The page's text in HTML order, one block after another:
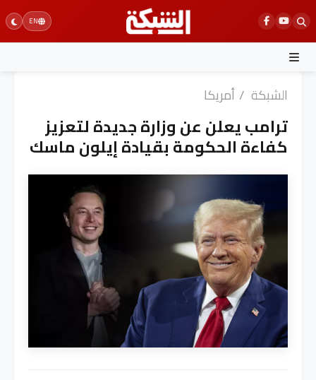
Skip
to
content
EN
الشبكة / أمريكا
ترامب يعلن عن وزارة جديدة لتعزيز
كفاءة الحكومة بقيادة إيلون ماسك